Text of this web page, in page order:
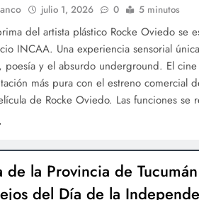
julio 1, 2026 0 5 minutos
del artista plástico Rocke Oviedo se
INCAA. Una experiencia sensorial
poesía y el absurdo underground. El
más pura con el estreno comercial
de Rocke Oviedo. Las funciones se
de la Provincia de
del Día de la